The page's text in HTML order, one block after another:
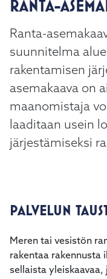
kosketus-
pyyhkäisyliikkeitä.
RANTA-
Ranta-
suunnitelma
rakentamisen
asemakaava on
maanomistaja
laaditaan usein
järjestämiseksi
PALVELUN
Meren tai vesistön
rakentaa rakennusta
sellaista